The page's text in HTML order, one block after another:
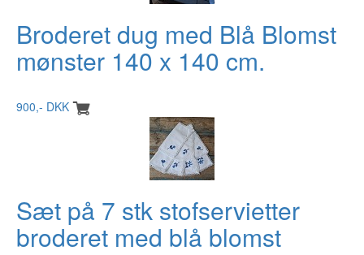
Broderet dug med Blå Blomst
mønster 140 x 140 cm.
900,- DKK
Sæt på 7 stk stofservietter
broderet med blå blomst